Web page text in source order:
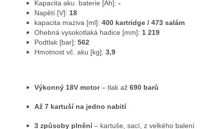
Kapacita aku. baterie [Ah]: -
Napětí [V]: 18
kapacita maziva [ml]: 400 kartridge / 473 salám
Ohebná vysokotlaká hadice [mm]: 1 219
Podtlak [bar]: 562
Hmotnost vč. aku [kg]: 3,9
Výkonný 18V motor– tlak až 690 barů
Až 7 kartuší na jedno nabití
3 způsoby plnění– kartuše, sací, z velkého balení